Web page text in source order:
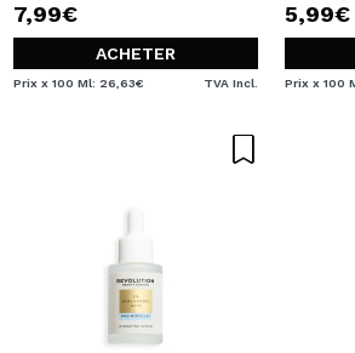
7,99€
ACHETER
Prix x 100 Ml: 26,63€ TVA Incl.
5,99€
Prix x 100